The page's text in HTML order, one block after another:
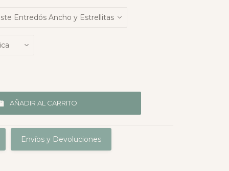
AÑADIR AL CARRITO
Envíos y Devoluciones